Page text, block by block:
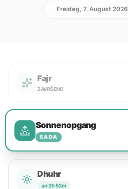
Freideg, 7. August 2026
Fajr
ZAVRŠENO
Sonnenopgang
SADA
Dhuhr
an 2h 52m